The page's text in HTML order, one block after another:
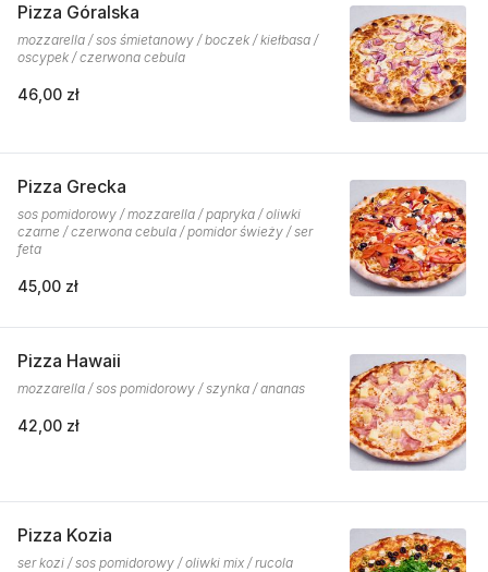
Pizza Góralska
mozzarella / sos śmietanowy / boczek / kiełbasa /
oscypek / czerwona cebula
46,00 zł
Pizza Grecka
sos pomidorowy / mozzarella / papryka / oliwki
czarne / czerwona cebula / pomidor świeży / ser
feta
45,00 zł
Pizza Hawaii
mozzarella / sos pomidorowy / szynka / ananas
42,00 zł
Pizza Kozia
ser kozi / sos pomidorowy / oliwki mix / rucola